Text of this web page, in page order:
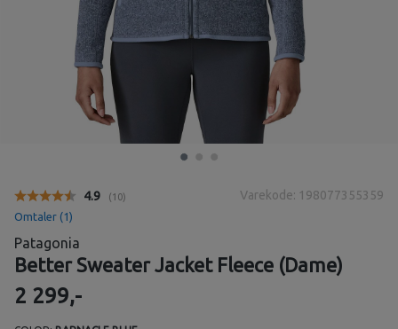
Gjennomsnittskarakter:
4.9 (stemmer:
10)
Omtaler (1)
Varekode: 198077355359
Patagonia
Better Sweater Jacket Fleece (Dame)
2 299,-